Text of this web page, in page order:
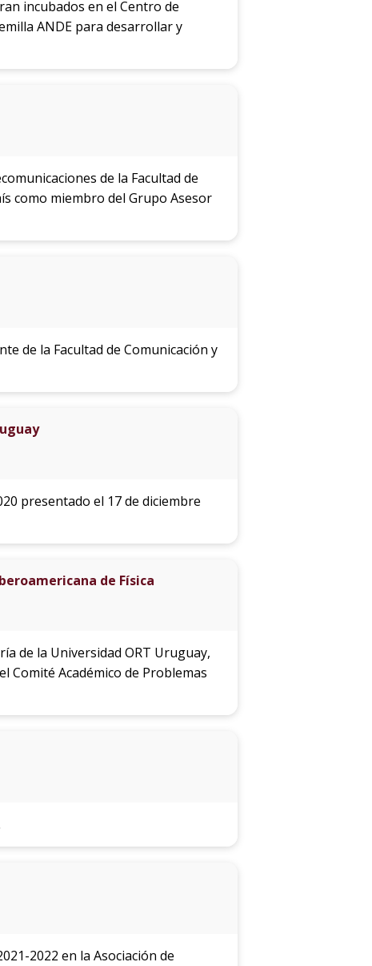
incubados en el Centro de
ANDE para desarrollar y
de la Facultad de
como miembro del Grupo Asesor
de la Facultad de Comunicación y
presentado el 17 de diciembre
de Física
de la Universidad ORT Uruguay,
Académico de Problemas
2022 en la Asociación de